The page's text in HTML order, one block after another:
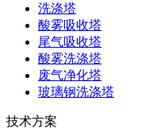
洗涤塔
酸雾吸收塔
尾气吸收塔
酸雾洗涤塔
废气净化塔
玻璃钢洗涤塔
技术方案